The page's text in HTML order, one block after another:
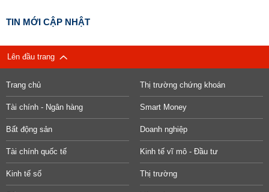
TIN MỚI CẬP NHẬT
Lên đầu trang
Trang chủ Thị trường chứng khoán
Tài chính - Ngân hàng Smart Money
Bất động sản Doanh nghiệp
Tài chính quốc tế Kinh tế vĩ mô - Đầu tư
Kinh tế số Thị trường